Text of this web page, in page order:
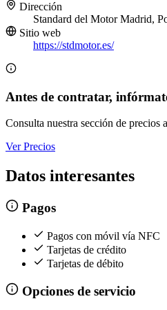
Dirección
Standard del Motor Madrid,
Sitio web
https://stdmotor.es/
Antes de contratar,
Consulta nuestra sección de precios
Ver Precios
Datos interesantes
Pagos
Pagos con móvil vía NFC
Tarjetas de crédito
Tarjetas de débito
Opciones de servicio